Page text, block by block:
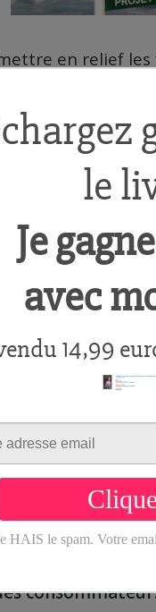
en relief
toute personne
et
en étapes
dans
!
boite :
le répéter,
qui voit le jour
Service ou